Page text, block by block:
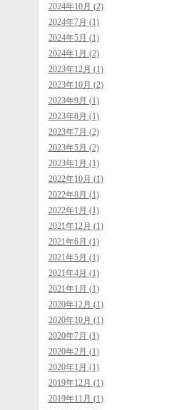
2024年10月 (2)
2024年7月 (1)
2024年5月 (1)
2024年1月 (2)
2023年12月 (1)
2023年10月 (2)
2023年9月 (1)
2023年8月 (1)
2023年7月 (2)
2023年5月 (2)
2023年1月 (1)
2022年10月 (1)
2022年8月 (1)
2022年1月 (1)
2021年12月 (1)
2021年6月 (1)
2021年5月 (1)
2021年4月 (1)
2021年1月 (1)
2020年12月 (1)
2020年10月 (1)
2020年7月 (1)
2020年2月 (1)
2020年1月 (1)
2019年12月 (1)
2019年11月 (1)